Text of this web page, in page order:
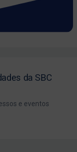
da SBC
e eventos